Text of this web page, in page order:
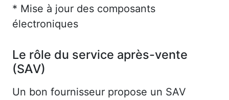
* Mise à jour des composants
électroniques
Le rôle du service après-vente
(SAV)
Un bon fournisseur propose un SAV